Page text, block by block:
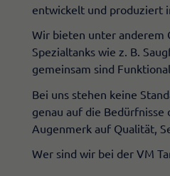
entwickelt und produziert
Wir bieten unter anderem
Spezialtanks wie z. B.
gemeinsam sind
Bei uns stehen keine
genau auf die
Augenmerk auf Qualität,
Wer sind wir bei der VM